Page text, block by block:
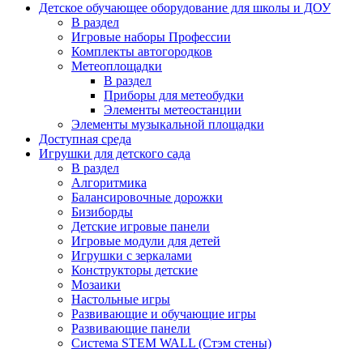
Детское обучающее оборудование для школы и ДОУ
В раздел
Игровые наборы Профессии
Комплекты автогородков
Метеоплощадки
В раздел
Приборы для метеобудки
Элементы метеостанции
Элементы музыкальной площадки
Доступная среда
Игрушки для детского сада
В раздел
Алгоритмика
Балансировочные дорожки
Бизиборды
Детские игровые панели
Игровые модули для детей
Игрушки с зеркалами
Конструкторы детские
Мозаики
Настольные игры
Развивающие и обучающие игры
Развивающие панели
Система STEM WALL (Cтэм стены)